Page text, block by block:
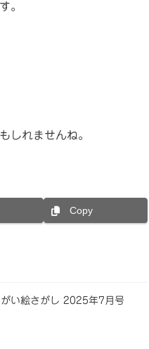
。
しれませんね。
Copy
い絵さがし 2025年7月号